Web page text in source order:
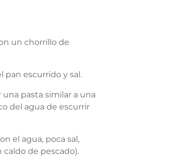
un chorrillo de
pan escurrido y sal.
pasta similar a una
del agua de escurrir
el agua, poca sal,
caldo de pescado).